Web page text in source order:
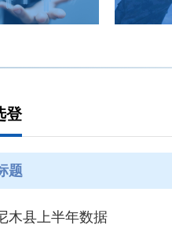
登
题
木县上半年数据